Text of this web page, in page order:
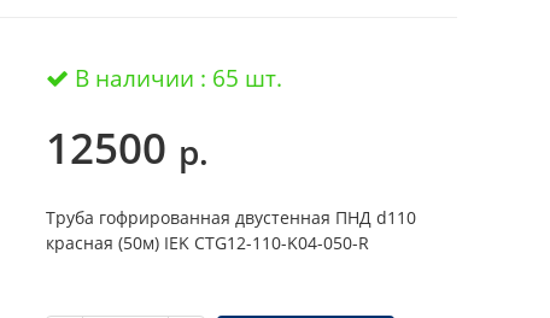
В наличии : 65 шт.
12500 р.
Труба гофрированная двустенная ПНД d110
красная (50м) IEK CTG12-110-K04-050-R